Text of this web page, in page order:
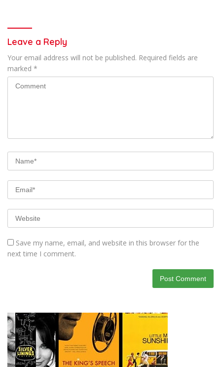
Leave a Reply
Your email address will not be published. Required fields are
marked *
Save my name, email, and website in this browser for the
next time I comment.